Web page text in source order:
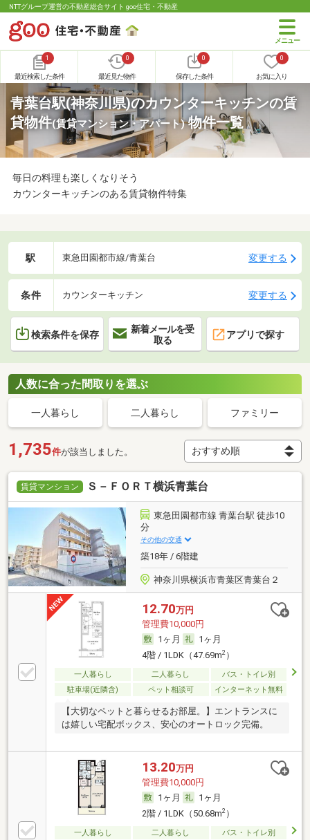
NTTグループ運営の不動産総合サイト goo住宅・不動産
1
最近検索した条件
0
最近見た物件
0
保存した条件
0
お気に入り
青葉台駅(神奈川県)のカウンターキッチンの賃
貸物件(賃貸マンション・アパート)物件一覧
毎日の料理も楽しくなりそう
カウンターキッチンのある賃貸物件特集
駅 東急田園都市線/青葉台 変更する
条件 カウンターキッチン 変更する
検索条件を保存
新着メールを受
取る
アプリで探す
人数に合った間取りを選ぶ
一人暮らし 二人暮らし ファミリー
1,735件が該当しました。
賃貸マンション Ｓ－ＦＯＲＴ横浜青葉台
東急田園都市線 青葉台駅 徒歩10
分
その他の交通
築18年 / 6階建
神奈川県横浜市青葉区青葉台２
12.70万円
管理費10,000円
1ヶ月
1ヶ月
4階 / 1LDK（47.69m2）
一人暮らし 二人暮らし
バス・トイレ別
駐車場(近隣含)
ペット相談可 インターネット無料
【大切なペットと暮らせるお部屋。】エントランスに
は嬉しい宅配ボックス、安心のオートロック完備。
13.20万円
管理費10,000円
1ヶ月
1ヶ月
2階 / 1LDK（50.68m2）
一人暮らし 二人暮らし
バス・トイレ別